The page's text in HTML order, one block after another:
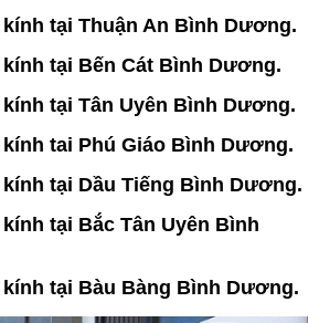
tại Thuận An Bình Dương.
tại Bến Cát Bình Dương.
tại Tân Uyên Bình Dương.
tai Phú Giáo Bình Dương.
tại Dầu Tiếng Bình Dương.
tại Bắc Tân Uyên Bình
tại Bàu Bàng Bình Dương.